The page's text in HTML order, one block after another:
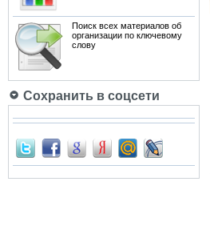
Поиск всех материалов об
организации по ключевому
слову
Сохранить в соцсети